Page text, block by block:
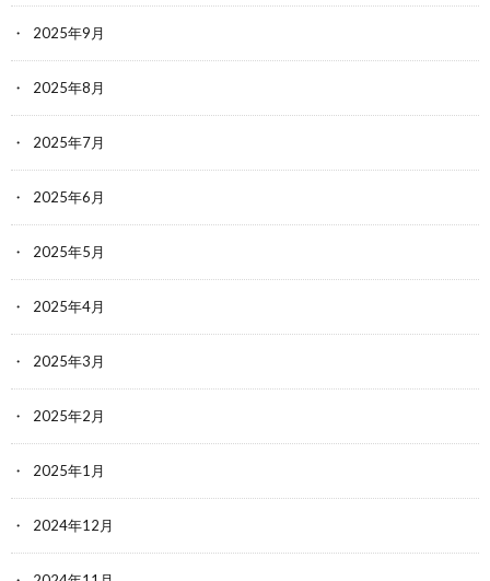
2025年9月
2025年8月
2025年7月
2025年6月
2025年5月
2025年4月
2025年3月
2025年2月
2025年1月
2024年12月